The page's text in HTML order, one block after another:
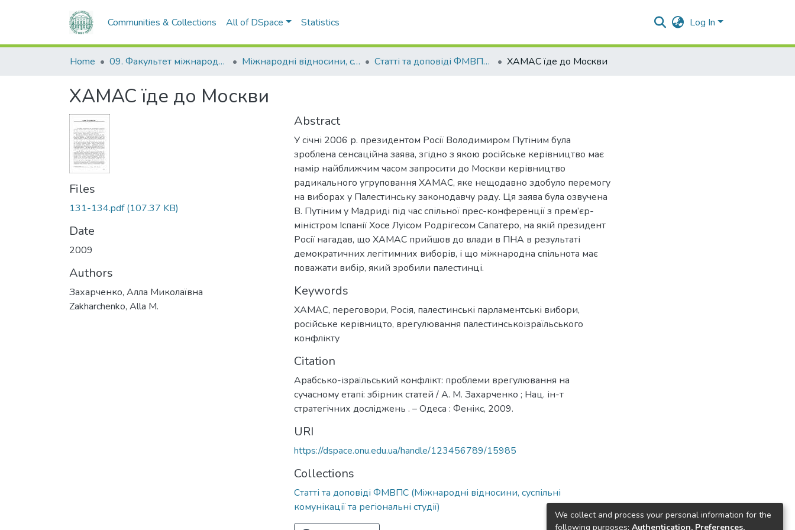
Communities & Collections All of DSpace Statistics Log In
Home 09. Факультет міжнародних відносин, політології та соціології Міжнародні відносини, суспільні комунікації та регіональні студії Статті та доповіді ФМВПС (Міжнародні відносини, суспільні комунікації та регіональні студії) ХАМАС їде до Москви
ХАМАС їде до Москви
Files
131-134.pdf(107.37 KB)
Date
2009
Authors
Захарченко, Алла Миколаївна
Zakharchenko, Alla M.
Abstract
У січні 2006 р. президентом Росії Володимиром Путіним була
зроблена сенсаційна заява, згідно з якою російське керівництво має
намір найближчим часом запросити до Москви керівництво
радикального угруповання ХАМАС, яке нещодавно здобуло перемогу
на виборах у Палестинську законодавчу раду. Ця заява була озвучена
В. Путіним у Мадриді під час спільної прес-конференції з прем’єр-
міністром Iспанії Хосе Луісом Родрігесом Сапатеро, на якій президент
Росії нагадав, що ХАМАС прийшов до влади в ПНА в результаті
демократичних легітимних виборів, і що міжнародна спільнота має
поважати вибір, який зробили палестинці.
Keywords
ХАМАС, переговори, Росія, палестинські парламентські вибори,
російське керівницто, врегулювання палестинськоізраїльського
конфлікту
Citation
Арабсько-ізраїльський конфлікт: проблеми врегулювання на
сучасному етапі: збірник статей / А. М. Захарченко ; Нац. ін-т
стратегічних досліджень . – Одеса : Фенікс, 2009.
URI
https://dspace.onu.edu.ua/handle/123456789/15985
Collections
Статті та доповіді ФМВПС (Міжнародні відносини, суспільні
комунікації та регіональні студії)
We collect and process your personal information for the
following purposes: Authentication, Preferences,